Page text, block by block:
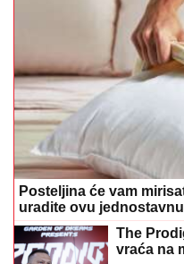
Posteljina će vam
uradite ovu
The
vraća na